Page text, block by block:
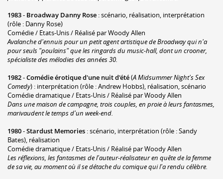
1983- Broadway Danny Rose : scénario, réalisation, interprétation
(rôle : Danny Rose)
Comédie / Etats-Unis / Réalisé par Woody Allen
Avalanche d'ennuis pour un petit agent artistique de Broadway qui n'a
pour seuls "poulains" que les ringards du music-hall, dont un crooner,
spécialiste des mélodies des années 30.
1982-Comédie érotique d'une nuit d'été(A Midsummer Night's Sex
Comedy) : interprétation (rôle : Andrew Hobbs), réalisation, scénario
Comédie dramatique / Etats-Unis / Réalisé par Woody Allen
Dans une maison de campagne, trois couples, en proie à leurs fantasmes,
marivaudent le temps d'un week-end.
1980-Stardust Memories : scénario, interprétation (rôle : Sandy
Bates), réalisation
Comédie dramatique / Etats-Unis / Réalisé par Woody Allen
Les réflexions, les fantasmes de l'auteur-réalisateur en quête de la femme
de sa vie, au moment où il se détache du comique qui l'a rendu célèbre.